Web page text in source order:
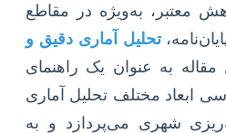
معتبر، به‌ویژه در مقاطع
تحلیل آماری دقیق و
مقاله به عنوان یک راهنمای
ابعاد مختلف تحلیل آماری
شهری می‌پردازد و به